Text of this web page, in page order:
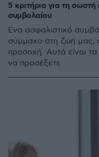
5 κριτήρια για τη
συμβολαίου
Ένα ασφαλιστικό
σύμμαχο στη ζωή μας,
προσοχή. Αυτά είναι
να προσέξετε